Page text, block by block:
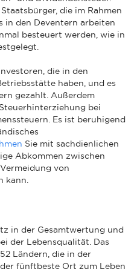
die im Rahmen
in den Deventern arbeiten
besteuert werden, wie in
die in den
haben, und es
gezahlt. Außerdem
bei
Es ist beruhigend
Sie mit sachdienlichen
Abkommen zwischen
von
kann.
in der Gesamtwertung und
der Lebensqualität. Das
Ländern, die in der
fünftbeste Ort zum Leben